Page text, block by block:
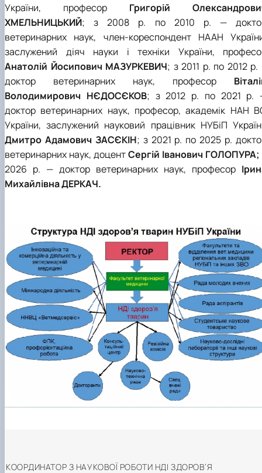
України, професор Григорій
ХМЕЛЬНИЦЬКИЙ; з 2008 р. по 2010 р. —
ветеринарних наук, член-кореспондент НААН
заслужений діяч науки і техніки України,
Анатолій Йосипович МАЗУРКЕВИЧ; з 2011 р. по 2012 р.
доктор ветеринарних наук, професор
Володимирович НЄДОСЄКОВ; з 2012 р. по 2021 р.
доктор ветеринарних наук, професор, академік НАН
України, заслужений науковий працівник НУБіП
Дмитро Адамович ЗАСЄКІН; з 2021 р. по 2025 р.
ветеринарних наук, доцентСергій Іванович ГОЛОПУРА;
2026 р. — доктор ветеринарних наук, професор
Михайлівна ДЕРКАЧ.
КООРДИНАТОР З НАУКОВОЇ РОБОТИ НДІ ЗДОРОВ’Я